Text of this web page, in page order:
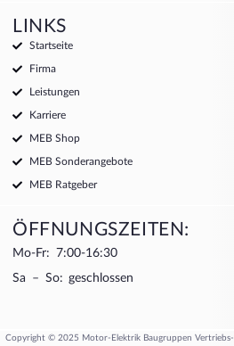
LINKS
Startseite
Firma
Leistungen
Karriere
MEB Shop
MEB Sonderangebote
MEB Ratgeber
ÖFFNUNGSZEITEN:
Mo-Fr: 7:00-16:30
Sa – So: geschlossen
Copyright © 2025 Motor-Elektrik Baugruppen Vertriebs-